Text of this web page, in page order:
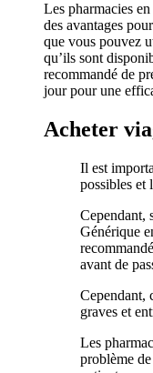
Les pharmacies
des avantages
que vous pouvez
qu’ils sont
recommandé de
jour pour une
Acheter
Il est
possibles et
Cependant,
Générique
avant de
Cependant,
graves et
Les
problème